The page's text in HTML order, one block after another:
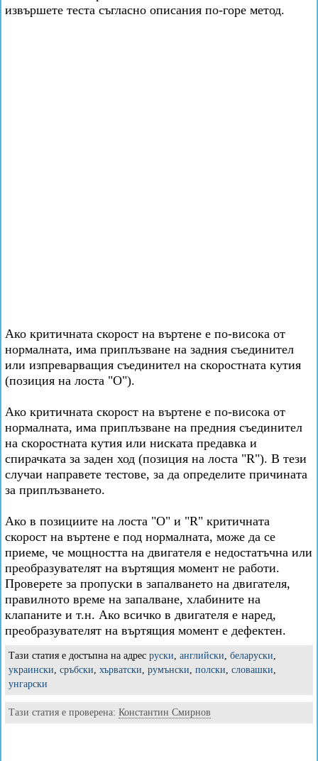
извършете теста съгласно описания по-горе метод.
Ако критичната скорост на въртене е по-висока от
нормалната, има приплъзване на задния съединител
или изпреварващия съединител на скоростната кутия
(позиция на лоста "O").
Ако критичната скорост на въртене е по-висока от
нормалната, има приплъзване на предния съединител
на скоростната кутия или ниската предавка и
спирачката за заден ход (позиция на лоста "R"). В тези
случаи направете тестове, за да определите причината
за приплъзването.
Ако в позициите на лоста "O" и "R" критичната
скорост на въртене е под нормалната, може да се
приеме, че мощността на двигателя е недостатъчна или
преобразувателят на въртящия момент не работи.
Проверете за пропуски в запалването на двигателя,
правилното време на запалване, хлабините на
клапаните и т.н. Ако всичко в двигателя е наред,
преобразувателят на въртящия момент е дефектен.
Тази статия е достъпна на адрес руски, английски, беларуски,
украински, сръбски, хърватски, румънски, полски, словашки,
унгарски
Тази статия е проверена: Константин Смирнов